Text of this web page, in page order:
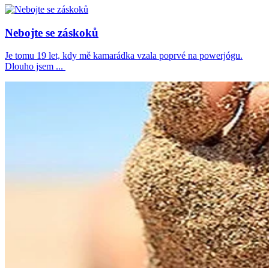
Nebojte se záskoků
Je tomu 19 let, kdy mě kamarádka vzala poprvé na powerjógu.
Dlouho jsem ...